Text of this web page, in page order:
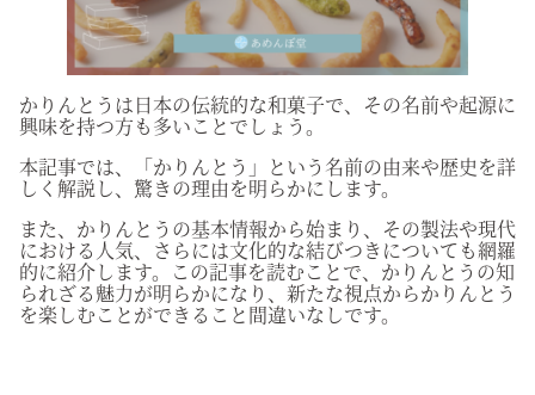
かりんとうは日本の伝統的な和菓子で、その名前や起源に
興味を持つ方も多いことでしょう。
本記事では、「かりんとう」という名前の由来や歴史を詳
しく解説し、驚きの理由を明らかにします。
また、かりんとうの基本情報から始まり、その製法や現代
における人気、さらには文化的な結びつきについても網羅
的に紹介します。この記事を読むことで、かりんとうの知
られざる魅力が明らかになり、新たな視点からかりんとう
を楽しむことができること間違いなしです。